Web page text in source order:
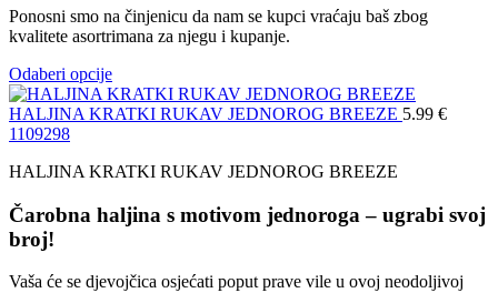
Ponosni smo na činjenicu da nam se kupci vraćaju baš zbog
kvalitete asortrimana za njegu i kupanje.
Odaberi opcije
HALJINA KRATKI RUKAV JEDNOROG BREEZE 5.99 €
1109298
HALJINA KRATKI RUKAV JEDNOROG BREEZE
Čarobna haljina s motivom jednoroga – ugrabi svoj
broj!
Vaša će se djevojčica osjećati poput prave vile u ovoj neodoljivoj